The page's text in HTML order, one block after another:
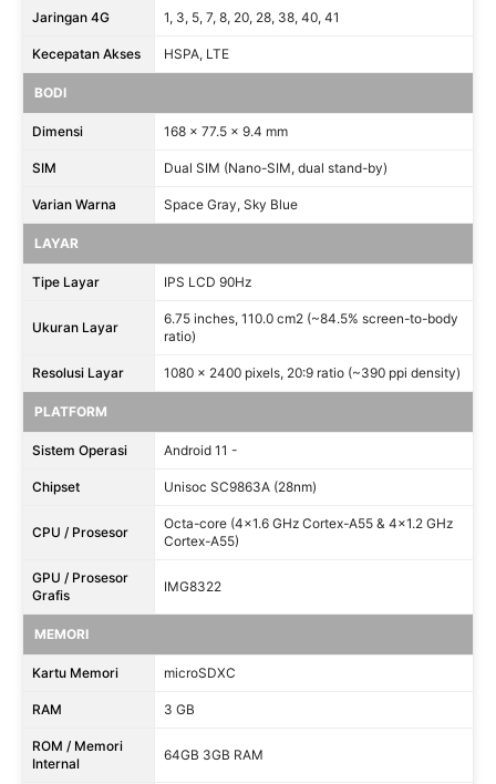
Jaringan 4G 1, 3, 5, 7, 8, 20, 28, 38, 40, 41
Kecepatan Akses HSPA, LTE
BODI
Dimensi 168 x 77.5 x 9.4 mm
SIM Dual SIM (Nano-SIM, dual stand-by)
Varian Warna Space Gray, Sky Blue
LAYAR
Tipe Layar IPS LCD 90Hz
Ukuran Layar
6.75 inches, 110.0 cm2 (~84.5% screen-to-body
ratio)
Resolusi Layar 1080 x 2400 pixels, 20:9 ratio (~390 ppi density)
PLATFORM
Sistem Operasi Android 11 -
Chipset Unisoc SC9863A (28nm)
CPU / Prosesor
Octa-core (4x1.6 GHz Cortex-A55 & 4x1.2 GHz
Cortex-A55)
GPU / Prosesor
Grafis
IMG8322
MEMORI
Kartu Memori microSDXC
RAM 3 GB
ROM / Memori
Internal
64GB 3GB RAM